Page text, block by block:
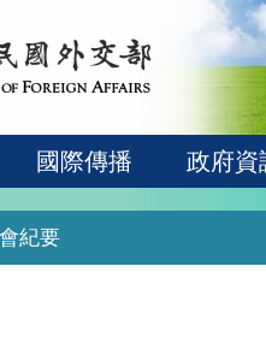
國際傳播 政府資
紀要